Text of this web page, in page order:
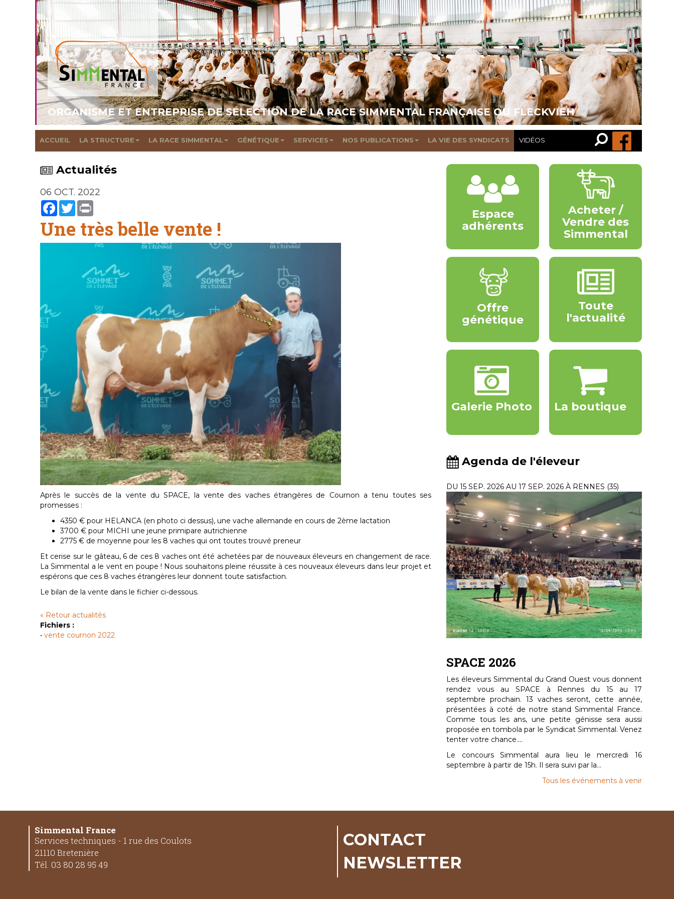
ORGANISME ET ENTREPRISE DE SÉLECTION DE LA RACE SIMMENTAL FRANÇAISE OU FLECKVIEH
ACCUEIL LA STRUCTURE LA RACE SIMMENTAL GÉNÉTIQUE SERVICES NOS PUBLICATIONS LA VIE DES SYNDICATS VIDÉOS
Recherche…
Rechercher
Actualités
06 OCT. 2022
Facebook
Twitter
Une très belle vente !
Après le succès de la vente du SPACE, la vente des vaches étrangères de Cournon a tenu toutes ses
promesses :
4350 € pour HELANCA (en photo ci dessus), une vache allemande en cours de 2ème lactation
3700 € pour MICHI une jeune primipare autrichienne
2775 € de moyenne pour les 8 vaches qui ont toutes trouvé preneur
Et cerise sur le gâteau, 6 de ces 8 vaches ont été achetées par de nouveaux éleveurs en changement de race.
La Simmental a le vent en poupe ! Nous souhaitons pleine réussite à ces nouveaux éleveurs dans leur projet et
espérons que ces 8 vaches étrangères leur donnent toute satisfaction.
Le bilan de la vente dans le fichier ci-dessous.
« Retour actualités
Fichiers :
• vente cournon 2022
Espace
adhérents
Acheter /
Vendre des
Simmental
Offre
génétique
Toute
l'actualité
Galerie Photo La boutique
Agenda de l'éleveur
DU 15 SEP. 2026 AU 17 SEP. 2026 À RENNES (35)
SPACE 2026
Les éleveurs Simmental du Grand Ouest vous donnent
rendez vous au SPACE à Rennes du 15 au 17
septembre prochain. 13 vaches seront, cette année,
présentées à coté de notre stand Simmental France.
Comme tous les ans, une petite génisse sera aussi
proposée en tombola par le Syndicat Simmental. Venez
tenter votre chance....
Le concours Simmental aura lieu le mercredi 16
septembre à partir de 15h. Il sera suivi par la...
Tous les événements à venir
Simmental France
Services techniques - 1 rue des Coulots
21110 Bretenière
Tél. 03 80 28 95 49
CONTACT
NEWSLETTER